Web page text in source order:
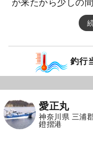
ャレンジしました
辛抱だなって我慢
たら当たりました
が来たから少しの